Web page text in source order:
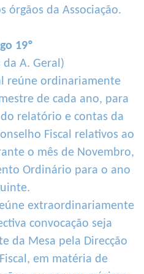
órgãos da Associação.
19º
da A. Geral)
reúne ordinariamente
de cada ano, para
relatório e contas da
Fiscal relativos ao
o mês de Novembro,
Ordinário para o ano
extraordinariamente
convocação seja
da Mesa pela Direcção
em matéria de